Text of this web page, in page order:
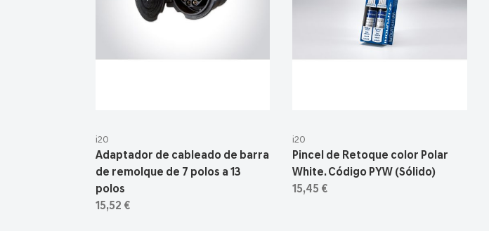
i20
Adaptador de cableado de barra
de remolque de 7 polos a 13
polos
15,52 €
i20
Pincel de Retoque color Polar
White. Código PYW (Sólido)
15,45 €